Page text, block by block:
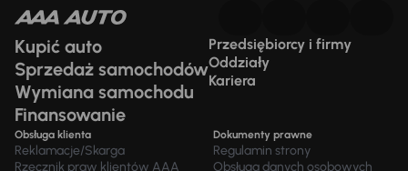
Kupić auto
Sprzedaż samochodów
Wymiana samochodu
Finansowanie
Przedsiębiorcy i firmy
Oddziały
Kariera
Obsługa klienta
Reklamacje/Skarga
Rzecznik praw klientów AAA
Dokumenty prawne
Regulamin strony
Obsługa danych osobowych